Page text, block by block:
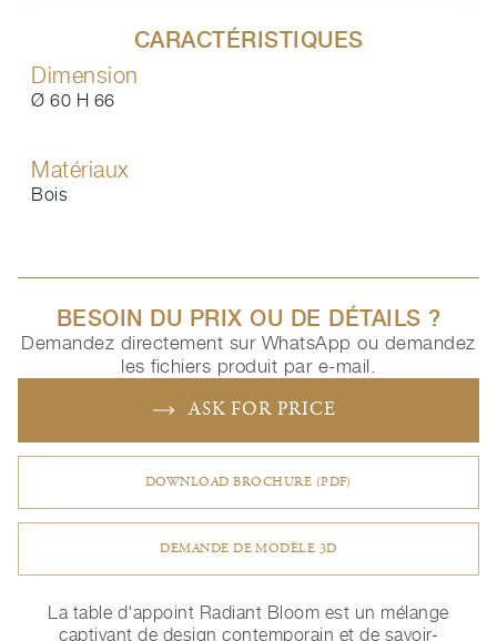
CARACTÉRISTIQUES
Dimension
Ø 60 H 66
Matériaux
Bois
BESOIN DU PRIX OU DE DÉTAILS ?
Demandez directement sur WhatsApp ou demandez
les fichiers produit par e-mail.
ASK FOR PRICE
DOWNLOAD BROCHURE (PDF)
DEMANDE DE MODÈLE 3D
La table d'appoint Radiant Bloom est un mélange
captivant de design contemporain et de savoir-